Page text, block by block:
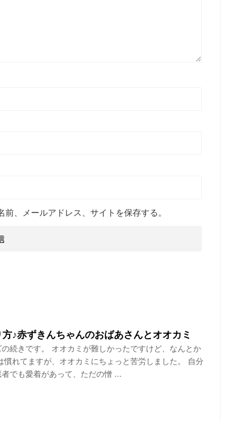
、メールアドレス、サイトを保存する。
♪赤ずきんちゃんのおばあさんとオオカミ
続きです。 オオカミが難しかったですけど、なんとか
慣れてますが、オオカミにちょっと苦労しました。 自分
でも愛着があって、ただの憎 ...